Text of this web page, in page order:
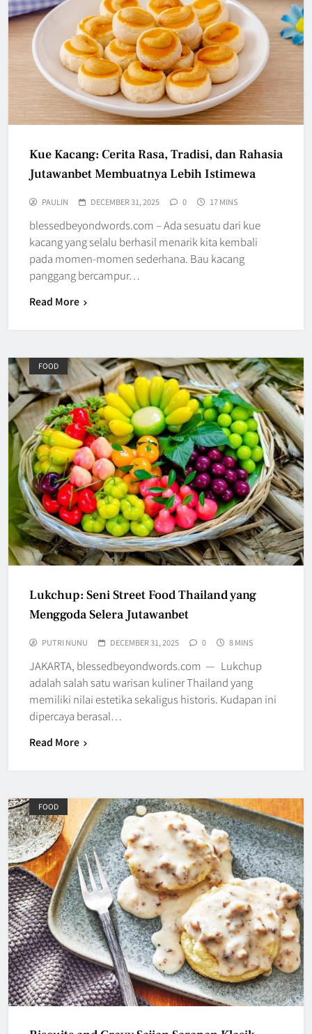
Kue Kacang: Cerita Rasa, Tradisi, dan Rahasia
Jutawanbet Membuatnya Lebih Istimewa
PAULIN DECEMBER 31, 2025 0 17 MINS
blessedbeyondwords.com – Ada sesuatu dari kue
kacang yang selalu berhasil menarik kita kembali
pada momen-momen sederhana. Bau kacang
panggang bercampur…
Read More
FOOD
Lukchup: Seni Street Food Thailand yang
Menggoda Selera Jutawanbet
PUTRI NUNU DECEMBER 31, 2025 0 8 MINS
JAKARTA, blessedbeyondwords.com — Lukchup
adalah salah satu warisan kuliner Thailand yang
memiliki nilai estetika sekaligus historis. Kudapan ini
dipercaya berasal…
Read More
FOOD